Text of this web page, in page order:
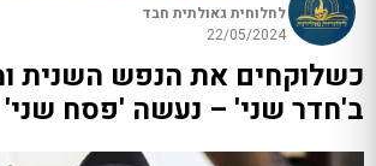
לחלוחית גאולתית חבד
22/05/2024
כשלוקחים את הנפש השנית
ב'חדר שני' – נעשה 'פסח שני'